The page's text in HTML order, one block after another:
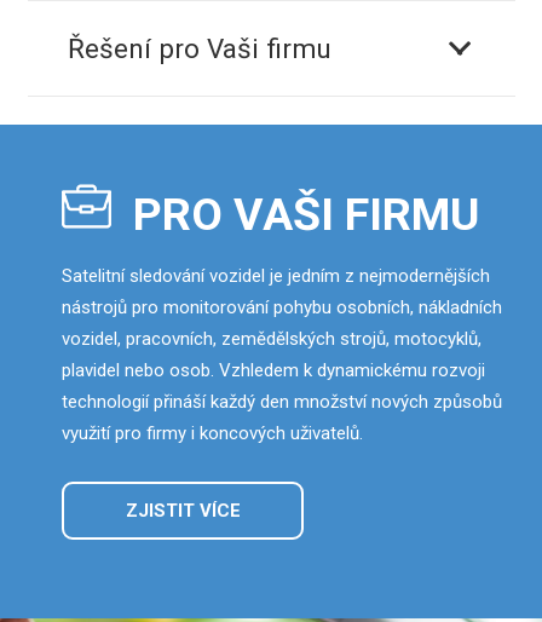
Řešení pro Vaši firmu
PRO VAŠI FIRMU
Satelitní sledování vozidel je jedním z nejmodernějších
nástrojů pro monitorování pohybu osobních, nákladních
vozidel, pracovních, zemědělských strojů, motocyklů,
plavidel nebo osob. Vzhledem k dynamickému rozvoji
technologií přináší každý den množství nových způsobů
využití pro firmy i koncových uživatelů.
ZJISTIT VÍCE